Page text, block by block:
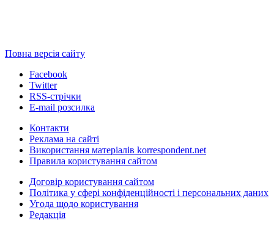
Повна версія сайту
Facebook
Twitter
RSS-стрічки
E-mail розсилка
Контакти
Реклама на сайті
Використання матеріалів korrespondent.net
Правила користування сайтом
Договір користування сайтом
Політика у сфері конфіденційності і персональних даних
Угода щодо користування
Редакція